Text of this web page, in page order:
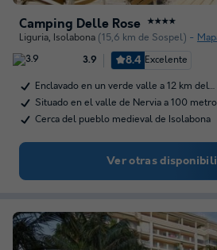
Camping Delle Rose ★★★★
Liguria, Isolabona (15,6 km de Sospel)
3.9 8.4 Excelente
Enclavado en un verde valle a 12 km del…
Situado en el valle de Nervia a 100
Cerca del pueblo medieval de Isolabona
Ver otras